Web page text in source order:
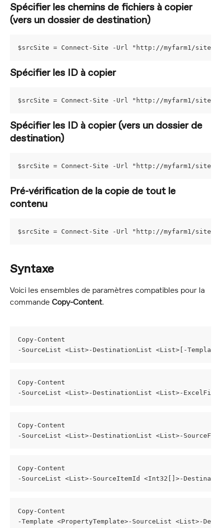
Spécifier les chemins de fichiers à copier
(vers un dossier de destination)
$srcSite = Connect-Site -Url "http://myfarm1/sites/
Spécifier les ID à copier
$srcSite = Connect-Site -Url "http://myfarm1/
Spécifier les ID à copier (vers un dossier de
destination)
$srcSite = Connect-Site -Url "http://myfarm1/sites/
Pré-vérification de la copie de tout le
contenu
$srcSite = Connect-Site -Url "http://myfarm1/
Syntaxe
Voici les ensembles de paramètres compatibles pour la
commande Copy-Content.
Copy-Content
-SourceList <List>-DestinationList <List>[-
Copy-Content
-SourceList <List>-DestinationList <List>-
Copy-Content
-SourceList <List>-DestinationList <List>-
Copy-Content
-SourceList <List>-SourceItemId <Int32[]>-
Copy-Content
-Template <PropertyTemplate>-SourceList <List>-